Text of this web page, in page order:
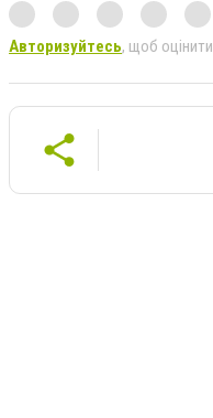
Авторизуйтесь, щоб оцінити